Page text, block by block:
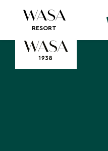
RESORT